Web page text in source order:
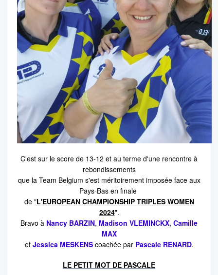
C'est sur le score de 13-12 et au terme d'une rencontre à
rebondissements
que la Team Belgium s'est méritoirement imposée face aux
Pays-Bas en finale
de "L'EUROPEAN CHAMPIONSHIP TRIPLES WOMEN
2024".
Bravo à Nancy BARZIN, Madison VLEMINCKX, Camille
MAX
et Jessica MESKENScoachée par Pascale RENARD.
LE PETIT MOT DE PASCALE